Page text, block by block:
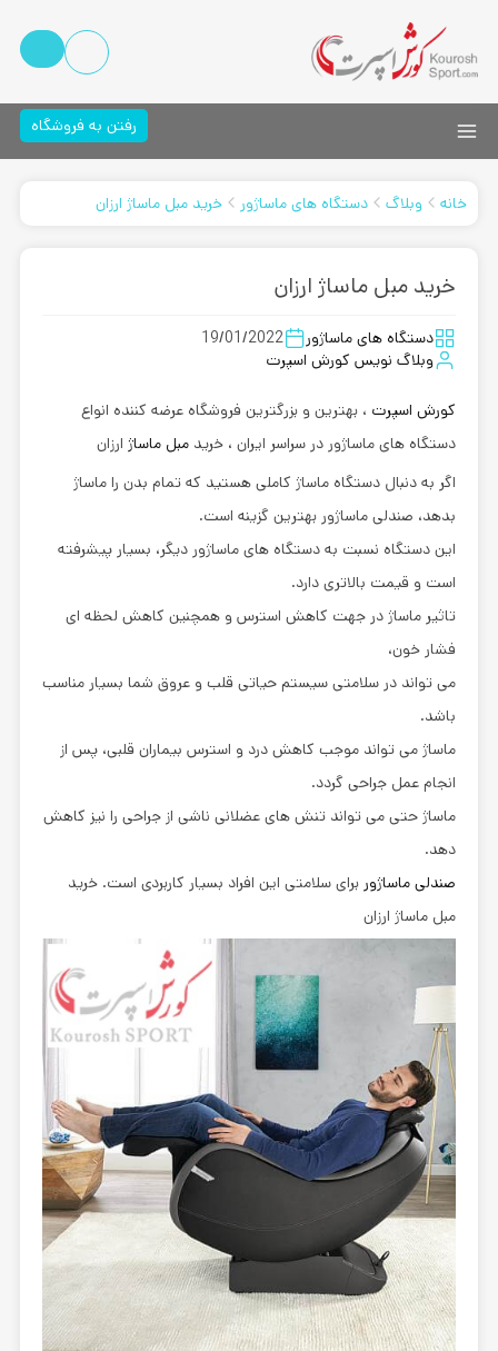
رفتن به فروشگاه
خانه وبلاگ دستگاه های ماساژور خرید مبل ماساژ ارزان
خرید مبل ماساژ ارزان
دستگاه های ماساژور
19/01/2022
وبلاگ نویس کورش اسپرت
کورش اسپرت ، بهترین و بزرگترین فروشگاه عرضه کننده انواع
دستگاه های ماساژور در سراسر ایران ، خرید مبل ماساژارزان
اگر به دنبال دستگاه ماساژ کاملی هستید که تمام بدن را ماساژ
بدهد، صندلی ماساژور بهترین گزینه است.
این دستگاه نسبت به دستگاه های ماساژور دیگر، بسیار پیشرفته
است و قیمت بالاتری دارد.
تاثیر ماساژ در جهت کاهش استرس و همچنین کاهش لحظه ای
فشار خون،
می تواند در سلامتی سیستم حیاتی قلب و عروق شما بسیار مناسب
باشد.
ماساژ می تواند موجب کاهش درد و استرس بیماران قلبی، پس از
انجام عمل جراحی گردد.
ماساژ حتی می تواند تنش های عضلانی ناشی از جراحی را نیز کاهش
دهد.
صندلی ماساژور برای سلامتی این افراد بسیار کاربردی است. خرید
مبل ماساژ ارزان